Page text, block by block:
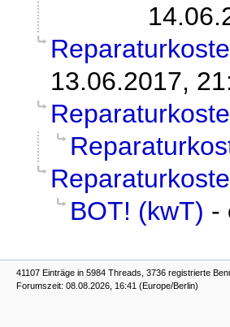
13.06.2017,
BOT! (kwT) -
41107 Einträge in 5984 Threads, 3736 registrierte
Forumszeit: 08.08.2026, 16:41 (Europe/Berlin)